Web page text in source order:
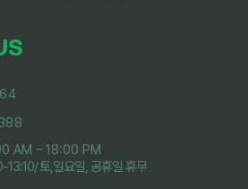
AM – 18:00 PM
13:10/ 토,일요일, 공휴일 휴무